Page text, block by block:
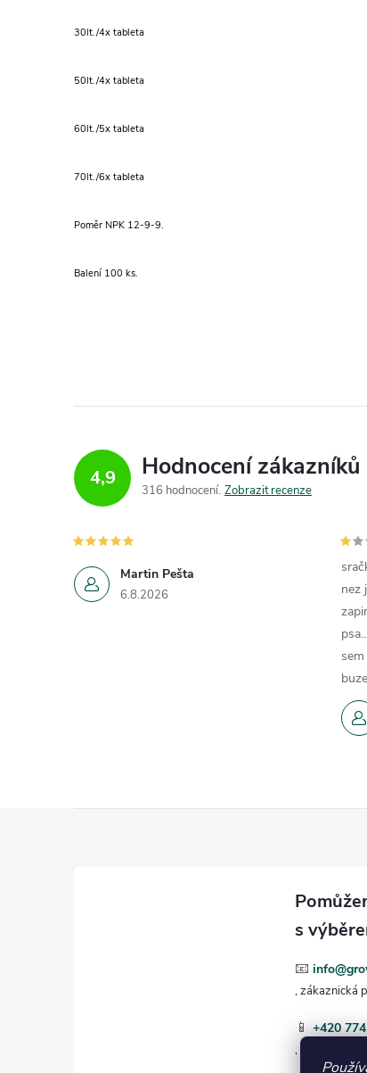
30lt./4x tableta
50lt./4x tableta
60lt./5x tableta
70lt./6x tableta
Poměr NPK 12-9-9.
Balení 100 ks.
4,9 Hodnocení zákazníků
316 hodnocení Zobrazit recenze
Martin Pešta
6.8.2026
nez
📧
📱+420